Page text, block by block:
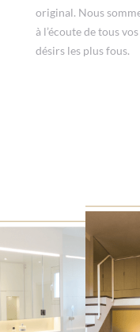
original. Nous
à l’écoute de tous vos
désirs les plus fous.